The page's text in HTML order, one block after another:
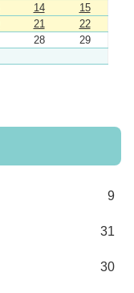
14
15
21
22
28
29
9
31
30